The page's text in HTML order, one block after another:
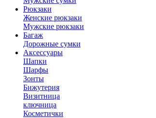
Рюкзаки
Женские рюкзаки
Мужские рюкзаки
Багаж
Дорожные сумки
Аксессуары
Шапки
Шарфы
Зонты
Бижутерия
Визитница
ключница
Косметички